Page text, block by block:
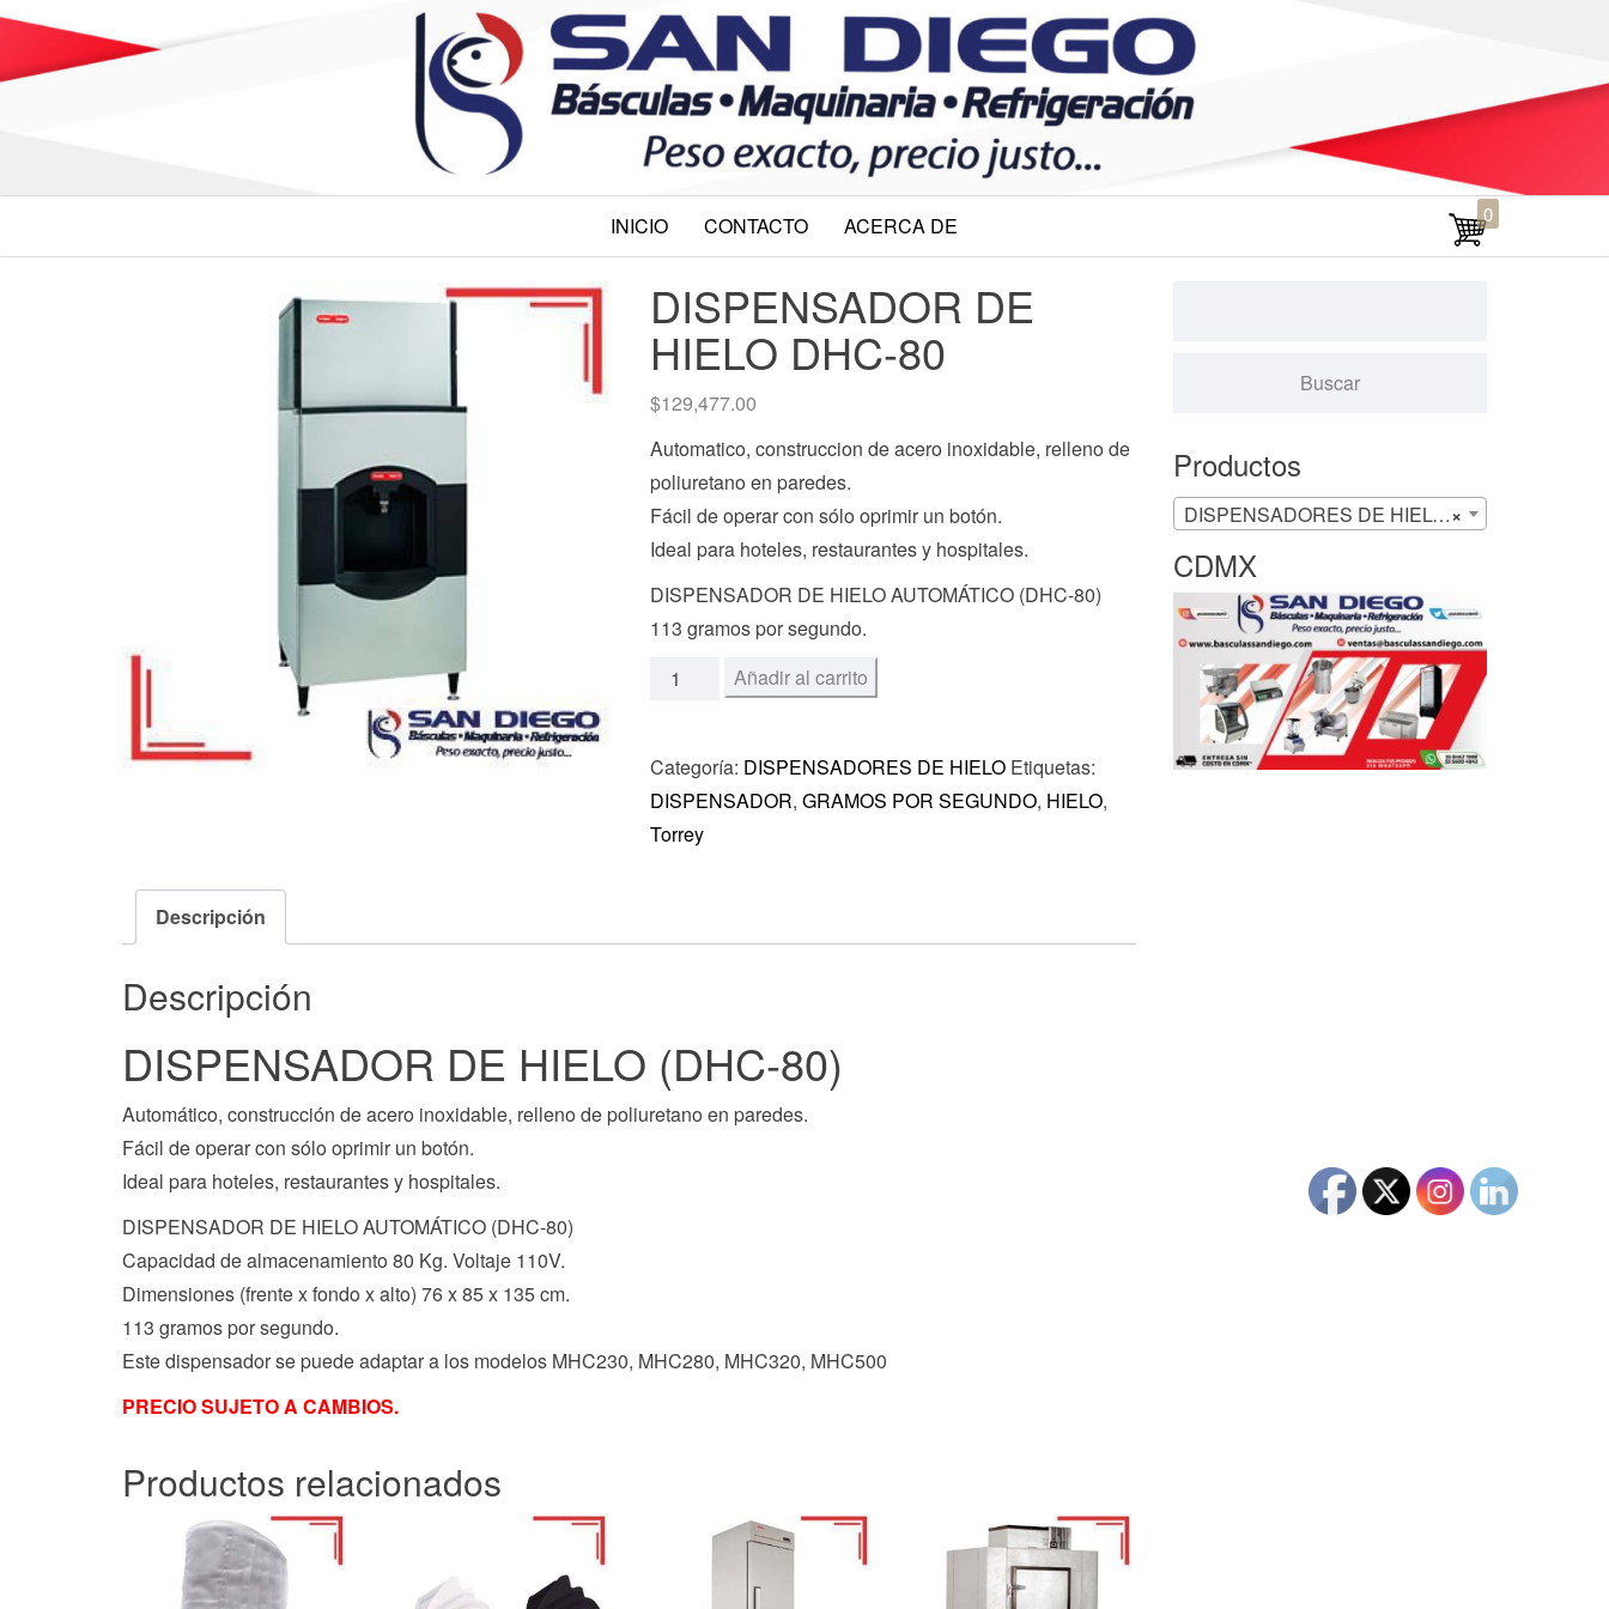
.
INICIO CONTACTO ACERCA DE 0
DISPENSADOR DE
HIELO DHC-80
$129,477.00
Automatico, construccion de acero inoxidable, relleno de
poliuretano en paredes.
Fácil de operar con sólo oprimir un botón.
Ideal para hoteles, restaurantes y hospitales.
DISPENSADOR DE HIELO AUTOMÁTICO (DHC-80)
113 gramos por segundo.
Añadir al carrito
Categoría: DISPENSADORES DE HIELO Etiquetas:
DISPENSADOR, GRAMOS POR SEGUNDO, HIELO,
Torrey
Descripción
Descripción
DISPENSADOR DE HIELO (DHC-80)
Automático, construcción de acero inoxidable, relleno de poliuretano en paredes.
Fácil de operar con sólo oprimir un botón.
Ideal para hoteles, restaurantes y hospitales.
DISPENSADOR DE HIELO AUTOMÁTICO (DHC-80)
Capacidad de almacenamiento 80 Kg. Voltaje 110V.
Dimensiones (frente x fondo x alto) 76 x 85 x 135 cm.
113 gramos por segundo.
Este dispensador se puede adaptar a los modelos MHC230, MHC280, MHC320, MHC500
PRECIO SUJETO A CAMBIOS.
Productos relacionados
Productos
×
DISPENSADORES DE HIELO (1)
CDMX